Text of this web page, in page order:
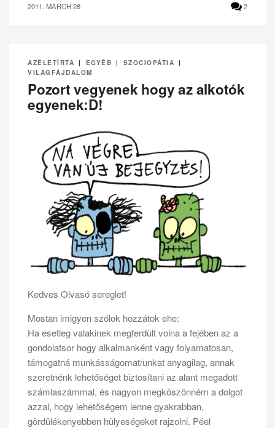
2011. MARCH 28 2
AZÉLETÍRTA | EGYÉB | SZOCIOPÁTIA |
VILÁGFÁJDALOM
Pozort vegyenek hogy az alkotók
egyenek:D!
Kedves Olvasó sereglet!
Mostan imigyen szólok hozzátok ehe:
Ha esetleg valakinek megferdült volna a fejében az a
gondolatsor hogy alkalmanként vagy folyamatosan,
támogatná munkásságomat/unkat anyagilag, annak
szeretnénk lehetőséget biztosítani az alant megadott
számlaszámmal, és nagyon megköszönném a dolgot
azzal, hogy lehetőségem lenne gyakrabban,
gördülékenyebben hülyeségeket rajzolni. Péel